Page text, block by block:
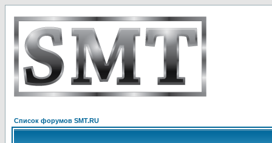
Список форумов SMT.RU